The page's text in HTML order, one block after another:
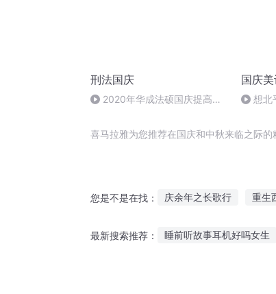
刑法国庆
2020年华成法硕国庆提高班
国庆
想北
喜马拉雅为您推荐在国庆和中秋来临之际
您是不是在找： 庆余年之长歌行 重生
最新搜索推荐： 睡前听故事耳机好吗女生